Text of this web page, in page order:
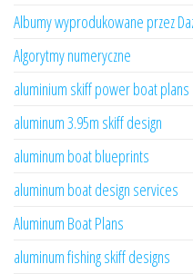
Albumy wyprodukowane przez
Algorytmy numeryczne
aluminium skiff power boat plans
aluminum 3.95m skiff design
aluminum boat blueprints
aluminum boat design services
Aluminum Boat Plans
aluminum fishing skiff designs